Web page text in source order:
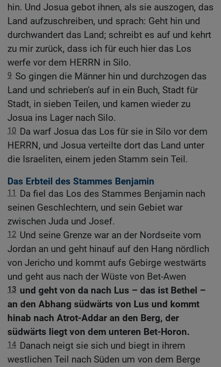
hin. Und Josua gebot ihnen, als sie auszogen, das
Land aufzuschreiben, und sprach: Geht hin und
durchwandert das Land; schreibt es auf und kehrt
zu mir zurück, dass ich für euch hier das Los
werfe vor dem HERRN in Silo.
9 So gingen die Männer hin und durchzogen das
Land und schrieben’s auf in ein Buch, Stadt für
Stadt, in sieben Teilen, und kamen wieder zu
Josua ins Lager nach Silo.
10 Da warf Josua das Los für sie in Silo vor dem
HERRN, und Josua verteilte dort das Land unter
die Israeliten, einem jeden Stamm sein Teil.
Das Erbteil des Stammes Benjamin
11
Da fiel das Los des Stammes Benjamin nach
seinen Geschlechtern, und sein Gebiet war
zwischen Juda und Josef.
12 Und seine Grenze war an der Nordseite vom
Jordan an und geht hinauf auf den Hang nördlich
von Jericho und kommt aufs Gebirge westwärts
und geht aus nach der Wüste von Bet-Awen
13 und geht von da nach Lus – das ist Bethel –
an den Abhang südwärts von Lus und kommt
hinab nach Atrot-Addar an den Berg, der
südwärts liegt von dem unteren Bet-Horon.
14 Danach neigt sie sich und biegt in ihrem
westlichen Teil nach Süden um von dem Berge